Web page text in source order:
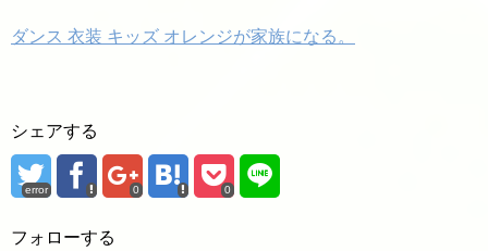
ダンス 衣装 キッズ オレンジが家族になる。
シェアする
error 0 0
フォローする